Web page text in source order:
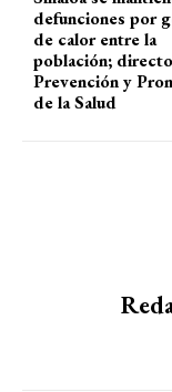
defunciones por
de calor entre la
población;
Prevención y
de la Salud